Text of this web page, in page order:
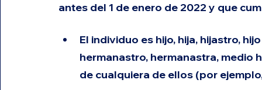
antes del 1 de enero de 2022 y que
El individuo es hijo, hija, hijastro,
hermanastro, hermanastra, medio
de cualquiera de ellos (por